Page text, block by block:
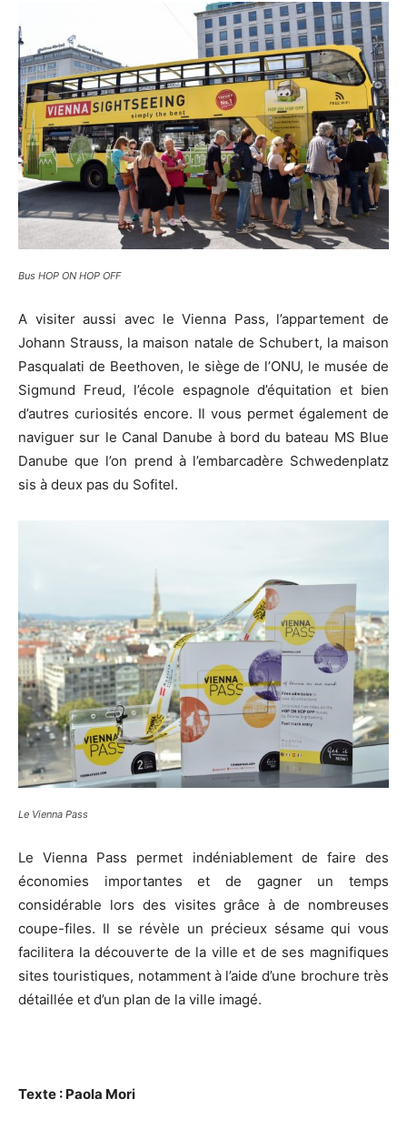
Bus HOP ON HOP OFF
A visiter aussi avec le Vienna Pass, l’appartement de
Johann Strauss, la maison natale de Schubert, la maison
Pasqualati de Beethoven, le siège de l’ONU, le musée de
Sigmund Freud, l’école espagnole d’équitation et bien
d’autres curiosités encore. Il vous permet également de
naviguer sur le Canal Danube à bord du bateau MS Blue
Danube que l’on prend à l’embarcadère Schwedenplatz
sis à deux pas du Sofitel.
Le Vienna Pass
Le Vienna Pass permet indéniablement de faire des
économies importantes et de gagner un temps
considérable lors des visites grâce à de nombreuses
coupe-files. Il se révèle un précieux sésame qui vous
facilitera la découverte de la ville et de ses magnifiques
sites touristiques, notamment à l’aide d’une brochure très
détaillée et d’un plan de la ville imagé.
Texte : Paola Mori